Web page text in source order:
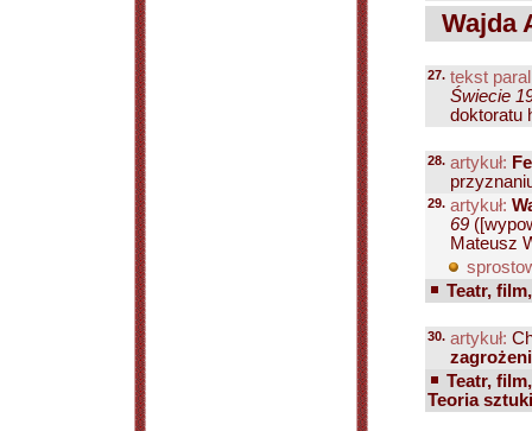
Wajda
27. tekst
Świecie
doktoratu
28. artykuł:
29. artykuł:
69
Mateusz
Teatr,
30. artykuł:
Teatr,
Teoria